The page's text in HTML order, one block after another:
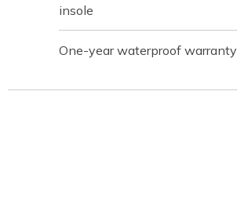
insole
One-year waterproof warranty